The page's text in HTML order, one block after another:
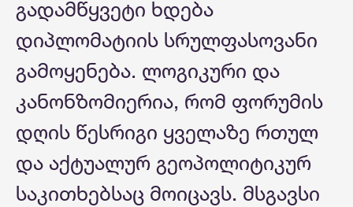
გადამწყვეტი ხდება
დიპლომატიის სრულფასოვანი
გამოყენება. ლოგიკური და
კანონზომიერია, რომ ფორუმის
დღის წესრიგი ყველაზე რთულ
და აქტუალურ გეოპოლიტიკურ
საკითხებსაც მოიცავს. მსგავსი